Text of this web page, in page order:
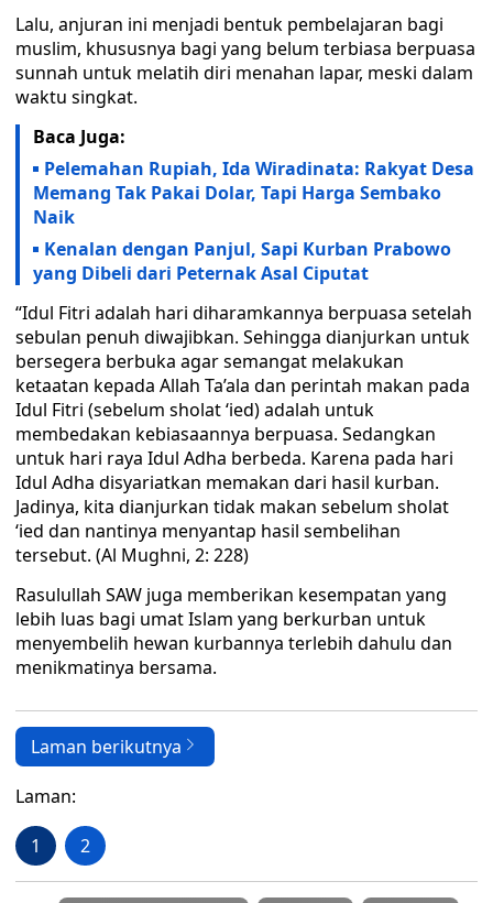
Lalu, anjuran ini menjadi bentuk pembelajaran bagi
muslim, khususnya bagi yang belum terbiasa berpuasa
sunnah untuk melatih diri menahan lapar, meski dalam
waktu singkat.
Baca Juga:
Pelemahan Rupiah, Ida Wiradinata: Rakyat Desa
Memang Tak Pakai Dolar, Tapi Harga Sembako
Naik
Kenalan dengan Panjul, Sapi Kurban Prabowo
yang Dibeli dari Peternak Asal Ciputat
“Idul Fitri adalah hari diharamkannya berpuasa setelah
sebulan penuh diwajibkan. Sehingga dianjurkan untuk
bersegera berbuka agar semangat melakukan
ketaatan kepada Allah Ta’ala dan perintah makan pada
Idul Fitri (sebelum sholat ‘ied) adalah untuk
membedakan kebiasaannya berpuasa. Sedangkan
untuk hari raya Idul Adha berbeda. Karena pada hari
Idul Adha disyariatkan memakan dari hasil kurban.
Jadinya, kita dianjurkan tidak makan sebelum sholat
‘ied dan nantinya menyantap hasil sembelihan
tersebut. (Al Mughni, 2: 228)
Rasulullah SAW juga memberikan kesempatan yang
lebih luas bagi umat Islam yang berkurban untuk
menyembelih hewan kurbannya terlebih dahulu dan
menikmatinya bersama.
Laman berikutnya
Laman:
1 2